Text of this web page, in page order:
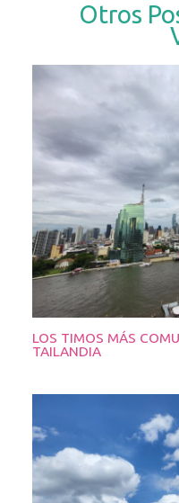
Otros
LOS TIMOS MÁS
TAILANDIA